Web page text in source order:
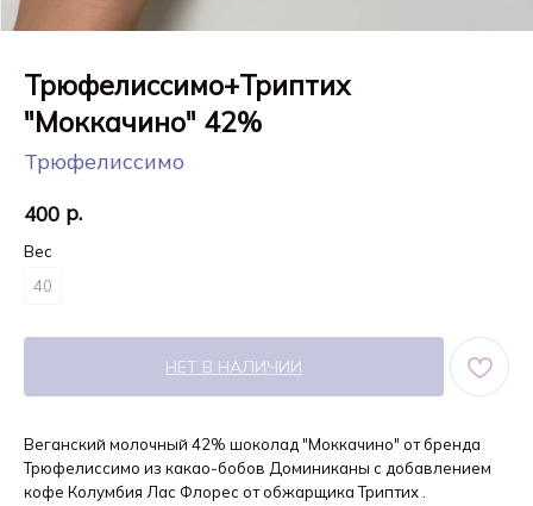
Трюфелиссимо+Триптих
"Моккачино" 42%
Трюфелиссимо
400 р.
Вес
40
НЕТ В НАЛИЧИИ
Веганский молочный 42% шоколад "Моккачино" от бренда
Трюфелиссимо из какао-бобов Доминиканы с добавлением
кофе Колумбия Лас Флорес от обжарщика Триптих .